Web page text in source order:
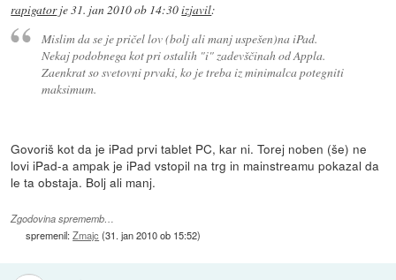
rapigatorje31. jan 2010 ob 14:30izjavil:
Mislim da se je pričel lov (bolj ali manj uspešen)na iPad.
Nekaj podobnega kot pri ostalih "i" zadevščinah od Appla.
Zaenkrat so svetovni prvaki, ko je treba iz minimalca potegniti
maksimum.
Govoriš kot da je iPad prvi tablet PC, kar ni. Torej noben (še) ne
lovi iPad-a ampak je iPad vstopil na trg in mainstreamu pokazal da
le ta obstaja. Bolj ali manj.
Zgodovina sprememb…
spremenil:Zmajc (31. jan 2010 ob 15:52)